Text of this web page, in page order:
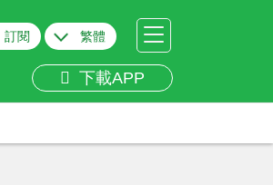
訂閱 繁體
下載APP